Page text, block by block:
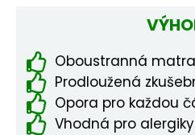
Oboustranná
Prodloužená
Opora pro každou
Vhodná pro alergiky